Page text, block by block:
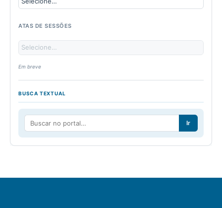
ATAS DE SESSÕES
Em breve
BUSCA TEXTUAL
Ir